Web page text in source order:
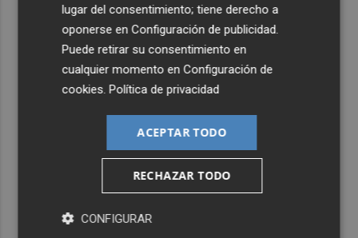
lugar del consentimiento; tiene derecho a
oponerse enConfiguración de publicidad
Puede retirar su consentimiento en
cualquier momento enConfiguración de
cookies .Política de privacidad
ACEPTAR TODO
RECHAZAR TODO
CONFIGURAR